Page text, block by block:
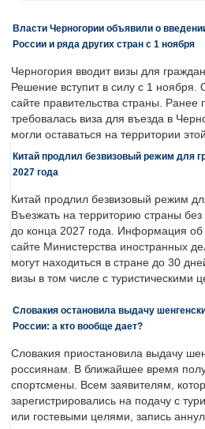
Власти Черногории объявили о
России и ряда других стран с 1 ноября
Черногория вводит визы для
Решение вступит в силу с 1
сайте правительства страны. Ранее
требовалась виза для въезда в
могли оставаться на территории
Китай продлил безвизовый режим для
2027 года
Китай продлил безвизовый режим
Въезжать на территорию страны без
до конца 2027 года. Информация об
сайте Министерства иностранных
могут находиться в стране до 30
визы в том числе с туристическими
Словакия остановила выдачу
России: а кто вообще дает?
Словакия приостановила выдачу
россиянам. В ближайшее время
спортсмены. Всем заявителям,
зарегистрировались на подачу с
или гостевыми целями, запись